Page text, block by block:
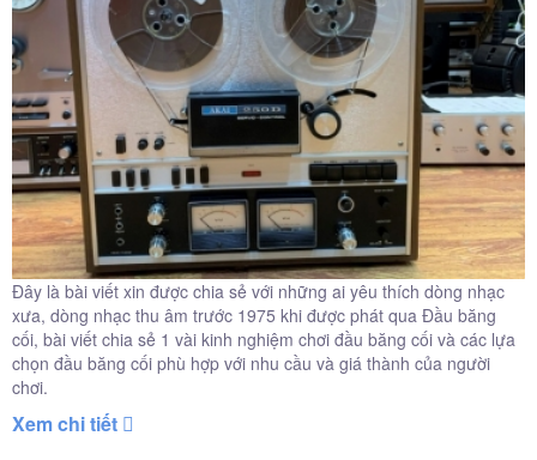
Đây là bài viết xin được chia sẻ với những ai yêu thích dòng nhạc
xưa, dòng nhạc thu âm trước 1975 khi được phát qua Đầu băng
cối, bài viết chia sẻ 1 vài kinh nghiệm chơi đầu băng cối và các lựa
chọn đầu băng cối phù hợp với nhu cầu và giá thành của người
chơi.
Xem chi tiết